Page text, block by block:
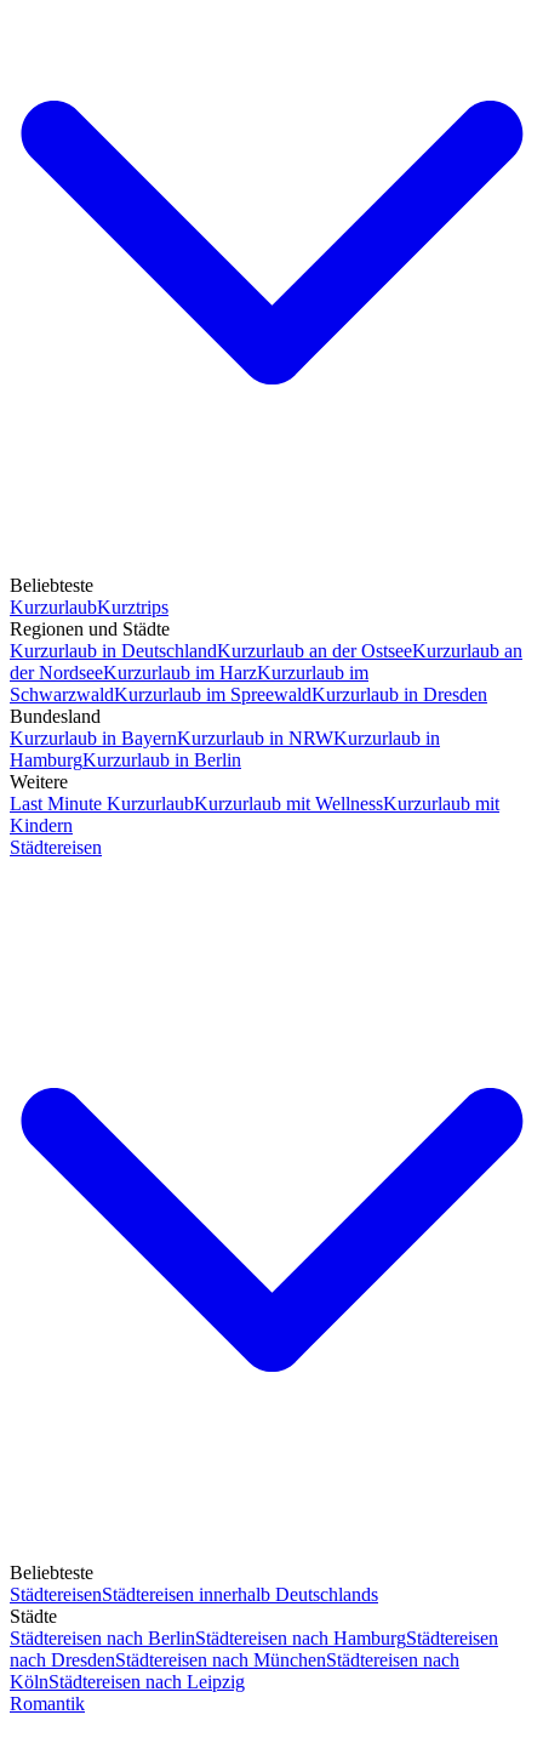
Beliebteste
KurzurlaubKurztrips
Regionen und Städte
Kurzurlaub in DeutschlandKurzurlaub an der OstseeKurzurlaub an
der NordseeKurzurlaub im HarzKurzurlaub im
SchwarzwaldKurzurlaub im SpreewaldKurzurlaub in Dresden
Bundesland
Kurzurlaub in BayernKurzurlaub in NRWKurzurlaub in
HamburgKurzurlaub in Berlin
Weitere
Last Minute KurzurlaubKurzurlaub mit WellnessKurzurlaub mit
Kindern
Städtereisen
Beliebteste
StädtereisenStädtereisen innerhalb Deutschlands
Städte
Städtereisen nach BerlinStädtereisen nach HamburgStädtereisen
nach DresdenStädtereisen nach MünchenStädtereisen nach
KölnStädtereisen nach Leipzig
Romantik